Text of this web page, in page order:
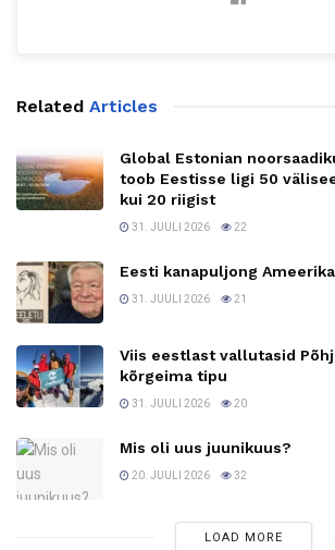
Related Articles
Global Estonian
toob Eestisse ligi 50
kui 20 riigist
31. JUULI 2026 22
Eesti kanapuljong
31. JUULI 2026 21
Viis eestlast vallutasid
kõrgeima tipu
31. JUULI 2026 20
Mis oli uus juunikuus?
20. JUULI 2026 32
LOAD MORE